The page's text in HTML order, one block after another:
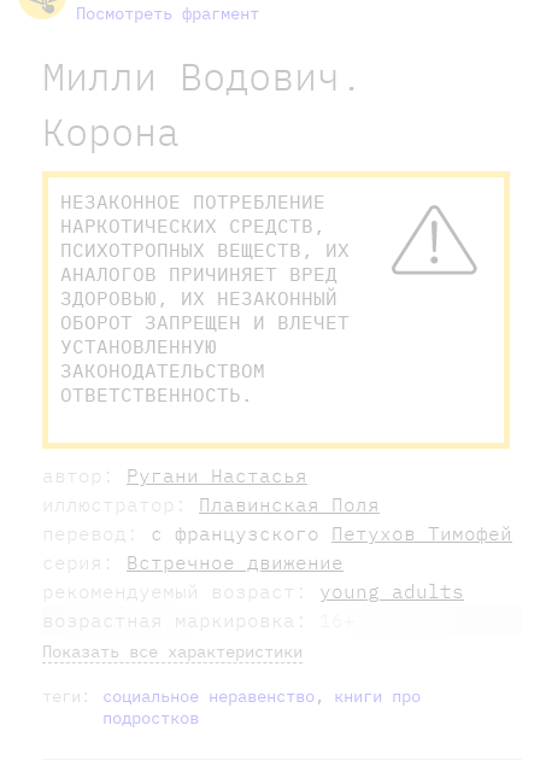
Посмотреть фрагмент
Милли Водович.
Корона
НЕЗАКОННОЕ ПОТРЕБЛЕНИЕ
НАРКОТИЧЕСКИХ СРЕДСТВ,
ПСИХОТРОПНЫХ ВЕЩЕСТВ, ИХ
АНАЛОГОВ ПРИЧИНЯЕТ ВРЕД
ЗДОРОВЬЮ, ИХ НЕЗАКОННЫЙ
ОБОРОТ ЗАПРЕЩЕН И ВЛЕЧЕТ
УСТАНОВЛЕННУЮ
ЗАКОНОДАТЕЛЬСТВОМ
ОТВЕТСТВЕННОСТЬ.
автор: Ругани Настасья
иллюстратор: Плавинская Поля
перевод: с французского Петухов Тимофей
серия: Встречное движение
рекомендуемый возраст: young adults
возрастная маркировка:
Показать все характеристики
теги: социальное неравенство, книги про
подростков